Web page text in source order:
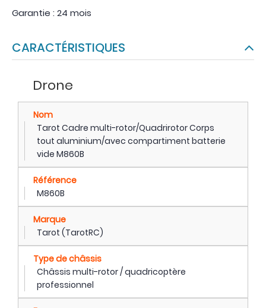
Garantie : 24 mois
CARACTÉRISTIQUES
Drone
Nom
Tarot Cadre multi-rotor/Quadrirotor Corps
tout aluminium/avec compartiment batterie
vide M860B
Référence
M860B
Marque
Tarot (TarotRC)
Type de châssis
Châssis multi-rotor / quadricoptère
professionnel